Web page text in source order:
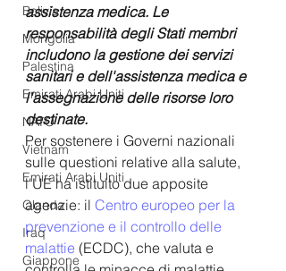
Bolivia
Mongolia
Palestina
Emirati Arabi Uniti
NATO
Vietnam
Emirati Arabi Uniti
Olanda
Iraq
Giappone
assistenza medica. Le
responsabilità degli Stati membri
includono la gestione dei servizi
sanitari e dell'assistenza medica e
l'assegnazione delle risorse loro
destinate.
Per sostenere i Governi nazionali
sulle questioni relative alla salute,
l'UE ha istituito due apposite
agenzie: il Centro europeo per la
prevenzione e il controllo delle
malattie (ECDC), che valuta e